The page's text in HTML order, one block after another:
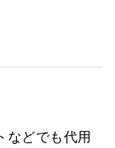
などでも代用